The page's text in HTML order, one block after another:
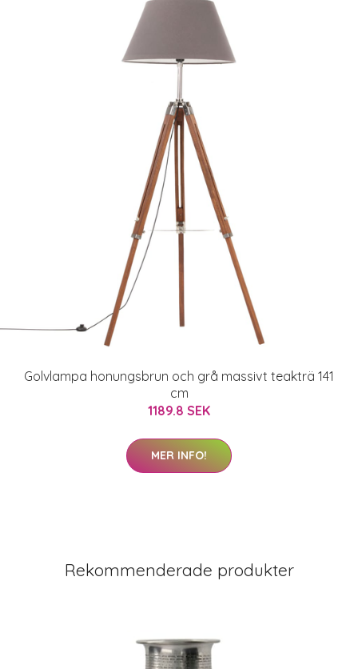
Golvlampa honungsbrun och grå massivt teakträ 141
cm
1189.8 SEK
MER INFO!
Rekommenderade produkter